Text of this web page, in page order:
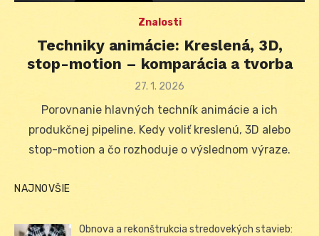
Znalosti
Techniky animácie: Kreslená, 3D,
stop-motion – komparácia a tvorba
Posted
27. 1. 2026
Porovnanie hlavných techník animácie a ich
produkčnej pipeline. Kedy voliť kreslenú, 3D alebo
stop-motion a čo rozhoduje o výslednom výraze.
NAJNOVŠIE
Obnova a rekonštrukcia stredovekých stavieb: